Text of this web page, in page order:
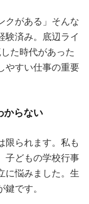
クがある」そんな
験済み。底辺ライ
た時代があった
やすい仕事の重要
からない
限られます。私も
子どもの学校行事
に悩みました。生
です。